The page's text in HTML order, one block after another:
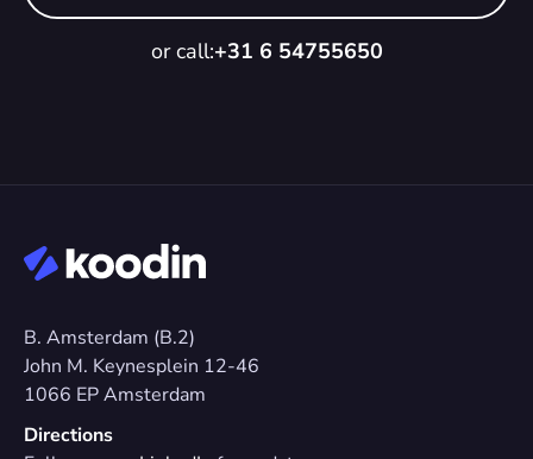
or call:+31 6 54755650
B. Amsterdam (B.2)
John M. Keynesplein 12-46
1066 EP Amsterdam
Directions